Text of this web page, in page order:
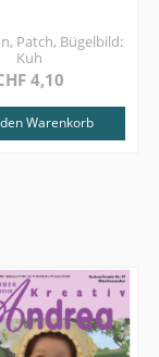
Patch, Bügelbild:
Kuh
4,10
Warenkorb